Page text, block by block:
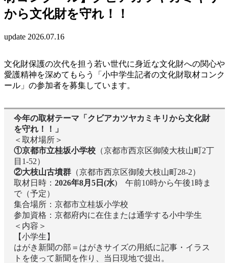
から文化財を守れ！！
update 2026.07.16
文化財保護の次代を担う若い世代に身近な文化財への関心や
愛護精神を深めてもらう「小中学生記者の文化財取材コンク
ール」の参加者を募集しています。
今年の取材テーマ「クビアカツヤカミキリから文化財
を守れ！！」
＜取材場所＞
①京都市立桂坂小学校 （京都市西京区御陵大枝山町2丁
目1-52）
②大枝山古墳群 （京都市西京区御陵大枝山町28-2）
取材日時： 2026年8月5日(水) 午前10時から午後1時ま
で（予定）
集合場所：京都市立桂坂小学校
参加資格：京都府内に在住または通学する小中学生
＜内容＞
【小学生】
はがき新聞の部＝はがきサイズの用紙に記事・イラス
トを使って新聞を作り、当日現地で提出。